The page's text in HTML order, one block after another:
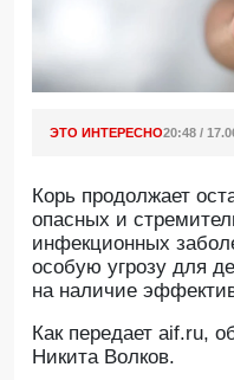
ЭТО ИНТЕРЕСНО20:48 /
Корь продолжает
опасных и
инфекционных
особую угрозу для
на наличие
Как передает aif.ru,
Никита Волков.